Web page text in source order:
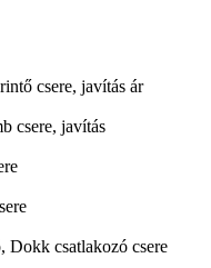
csere, javítás ár
csere, javítás
csatlakozó csere